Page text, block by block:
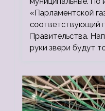
«Парламентской
соответствующий
Правительства.
руки звери будут